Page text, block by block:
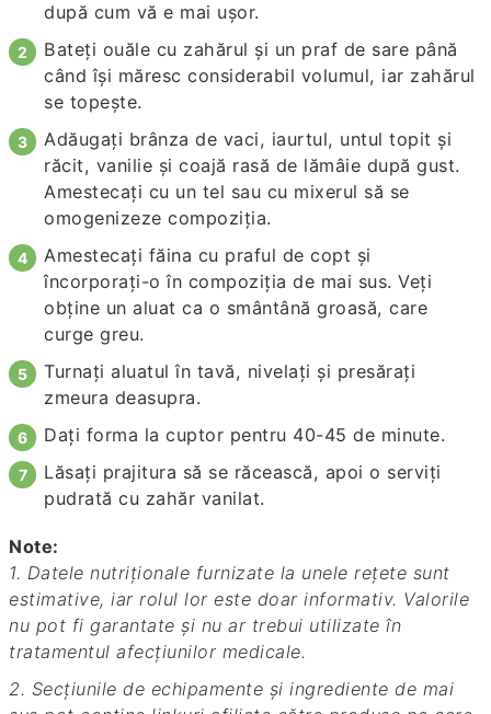
după cum vă e mai ușor.
Bateți ouăle cu zahărul și un praf de sare până
când își măresc considerabil volumul, iar zahărul
se topește.
Adăugați brânza de vaci, iaurtul, untul topit și
răcit, vanilie și coajă rasă de lămâie după gust.
Amestecați cu un tel sau cu mixerul să se
omogenizeze compoziția.
Amestecați făina cu praful de copt și
încorporați-o în compoziția de mai sus. Veți
obține un aluat ca o smântână groasă, care
curge greu.
Turnați aluatul în tavă, nivelați și presărați
zmeura deasupra.
Dați forma la cuptor pentru 40-45 de minute.
Lăsați prajitura să se răcească, apoi o serviți
pudrată cu zahăr vanilat.
Note:
1. Datele nutriționale furnizate la unele rețete sunt
estimative, iar rolul lor este doar informativ. Valorile
nu pot fi garantate și nu ar trebui utilizate în
tratamentul afecțiunilor medicale.
2. Secțiunile de echipamente și ingrediente de mai